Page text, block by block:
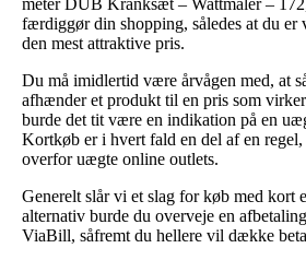
færdiggør din shopping, således at du er
den mest attraktive pris.
Du må imidlertid være årvågen med, at
afhænder et produkt til en pris som
burde det tit være en indikation på en
Kortkøb er i hvert fald en del af en
overfor uægte online outlets.
Generelt slår vi et slag for køb med kort
alternativ burde du overveje en
ViaBill, såfremt du hellere vil dække